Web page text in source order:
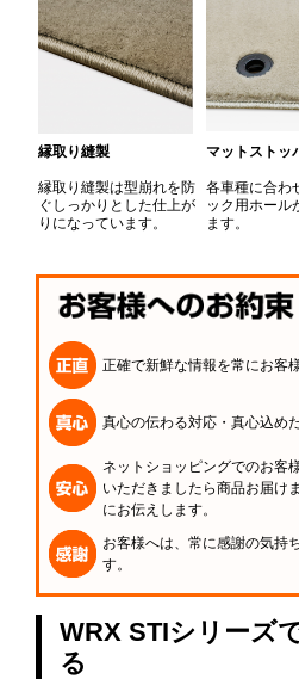
縁取り縫製
縁取り縫製は型崩れを防
ぐしっかりとした仕上が
りになっています。
マットストッ
各車種に合わ
ック用ホール
ます。
正確で新鮮な情報を常にお客
真心の伝わる対応・真心込め
ネットショッピングでのお客
いただきましたら商品お届け
にお伝えします。
お客様へは、常に感謝の気持
す。
WRX STIシリーズ
る